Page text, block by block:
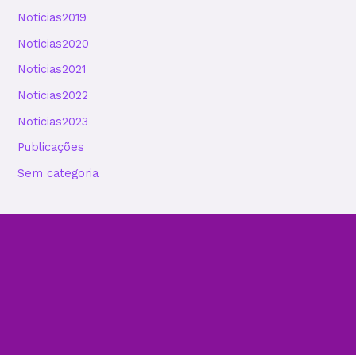
Noticias2019
Noticias2020
Noticias2021
Noticias2022
Noticias2023
Publicações
Sem categoria